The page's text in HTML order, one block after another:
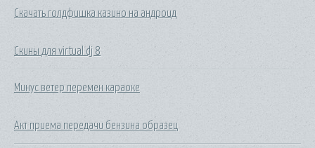
Скачать голдфишка казино на андроид
Скины для virtual dj 8
Минус ветер перемен караоке
Акт приема передачи бензина образец